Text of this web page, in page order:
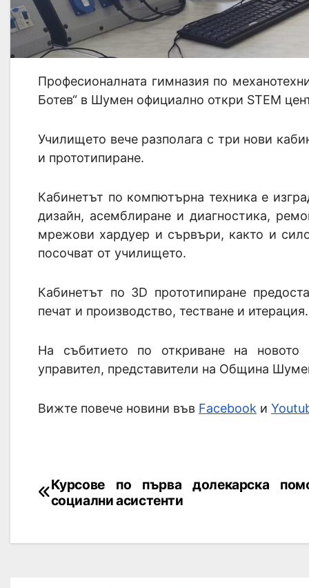
Професионалната гимназия по
Ботев“ в Шумен официално откри STEM
Училището вече разполага с три нови
и прототипиране.
Кабинетът по компютърна техника е
дизайн, асемблиране и диагностика,
мрежови хардуер и сървъри, както и
посочват от училището.
Кабинетът по 3D прототипиране
печат и производство, тестване и итерация.
На събитието по откриване на новото
управител, представители на Община
Вижте повече новини във Facebook и
Курсове по първа долекарска
социални асистенти